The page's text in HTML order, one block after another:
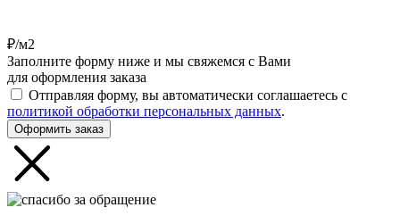
₽/м2
Заполните форму ниже и мы свяжемся с Вами
для оформления заказа
Отправляя форму, вы автоматически соглашаетесь с
политикой обработки персональных данных.
Оформить заказ